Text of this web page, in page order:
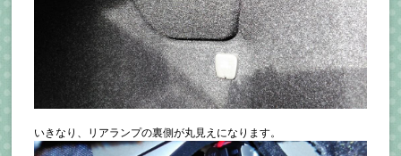
いきなり、リアランプの裏側が丸見えになります。